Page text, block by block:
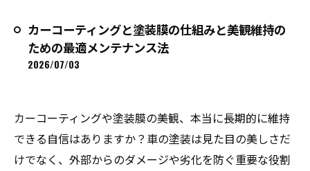
カーコーティングと塗装膜の仕組みと美観維持の
ための最適メンテナンス法
2026/07/03
カーコーティングや塗装膜の美観、本当に長期的に維持
できる自信はありますか？車の塗装は見た目の美しさだ
けでなく、外部からのダメージや劣化を防ぐ重要な役割